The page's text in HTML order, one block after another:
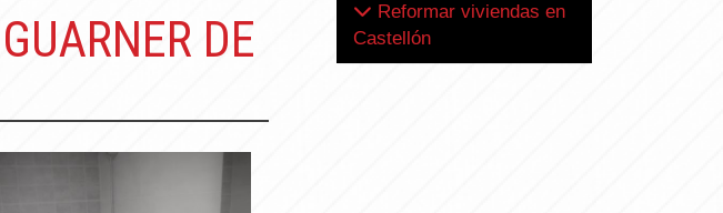
DE
Reformar viviendas en
Castellón